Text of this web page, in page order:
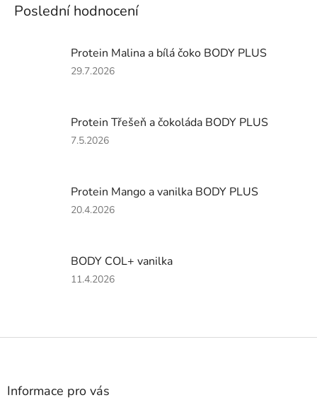
Poslední hodnocení
Protein Malina a bílá čoko BODY PLUS
Hodnocení
z
5
29.7.2026
Protein Třešeň a čokoláda BODY PLUS
Hodnocení
z
5
7.5.2026
Protein Mango a vanilka BODY PLUS
Hodnocení
z
5
20.4.2026
BODY COL+ vanilka
Hodnocení
11.4.2026
Z
Informace pro vás